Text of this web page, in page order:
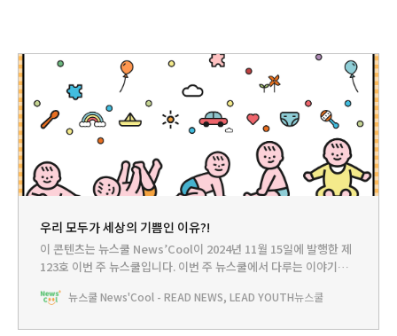
우리 모두가 세상의 기쁨인 이유?!
이 콘텐츠는 뉴스쿨 News’Cool이 2024년 11월 15일에 발행한 제
123호 이번 주 뉴스쿨입니다.‌ 이번 주 뉴스쿨에서 다루는 이야기는...
스쿨TV - 뱃속 아기는 언제쯤 사람의 모습이 될까?PLAY - 갓 태어난
뉴스쿨 News'Cool - READ NEWS, LEAD YOUTH뉴스쿨